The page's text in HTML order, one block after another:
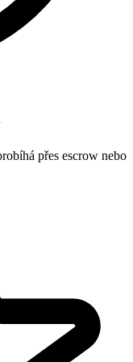
přes escrow nebo